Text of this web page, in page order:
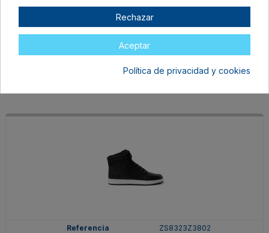
38
BLANCO/MARINO
37,99 €
ZS8323Z3802
Rechazar
Aceptar
Política de privacidad y cookies